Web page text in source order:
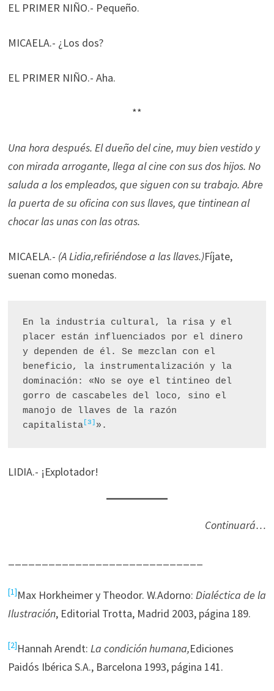
EL PRIMER NIÑO.- Pequeño.
MICAELA.- ¿Los dos?
EL PRIMER NIÑO.- Aha.
**
Una hora después. El dueño del cine, muy bien vestido y
con mirada arrogante, llega al cine con sus dos hijos. No
saluda a los empleados, que siguen con su trabajo. Abre
la puerta de su oficina con sus llaves, que tintinean al
chocar las unas con las otras.
MICAELA.- (A Lidia,refiriéndose a las llaves.)Fíjate,
suenan como monedas.
En la industria cultural, la risa y el
placer están influenciados por el dinero
y dependen de él. Se mezclan con el
beneficio, la instrumentalización y la
dominación: «No se oye el tintineo del
gorro de cascabeles del loco, sino el
manojo de llaves de la razón
capitalista [3] ».
LIDIA.- ¡Explotador!
Continuará…
[1]Max Horkheimer y Theodor. W.Adorno: Dialéctica de la
Ilustración, Editorial Trotta, Madrid 2003, página 189.
[2]Hannah Arendt: La condición humana,Ediciones
Paidós Ibérica S.A., Barcelona 1993, página 141.